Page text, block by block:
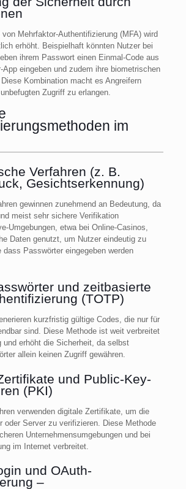
Mehrfaktor-Authentifizierung (MFA) wird
erhöht. Beispielhaft könnten Nutzer bei
ihrem Passwort einen Einmal-Code aus
App eingeben und zudem ihre biometrischen
Kombination macht es Angreifern
Zugriff zu erlangen.
im
Verfahren (z. B.
Gesichtserkennung)
gewinnen zunehmend an Bedeutung, da
meist sehr sichere Verifikation
Umgebungen, etwa bei Online-Casinos,
Daten genutzt, um Nutzer eindeutig zu
dass Passwörter eingegeben werden
und zeitbasierte
(TOTP)
kurzfristig gültige Codes, die nur für
sind. Diese Methode ist weit verbreitet
und erhöht die Sicherheit, da selbst
allein keinen Zugriff gewähren.
und Public-Key-
(PKI)
verwenden digitale Zertifikate, um die
oder Server zu verifizieren. Diese Methode
Unternehmensumgebungen und bei
im Internet verbreitet.
und OAuth-
–